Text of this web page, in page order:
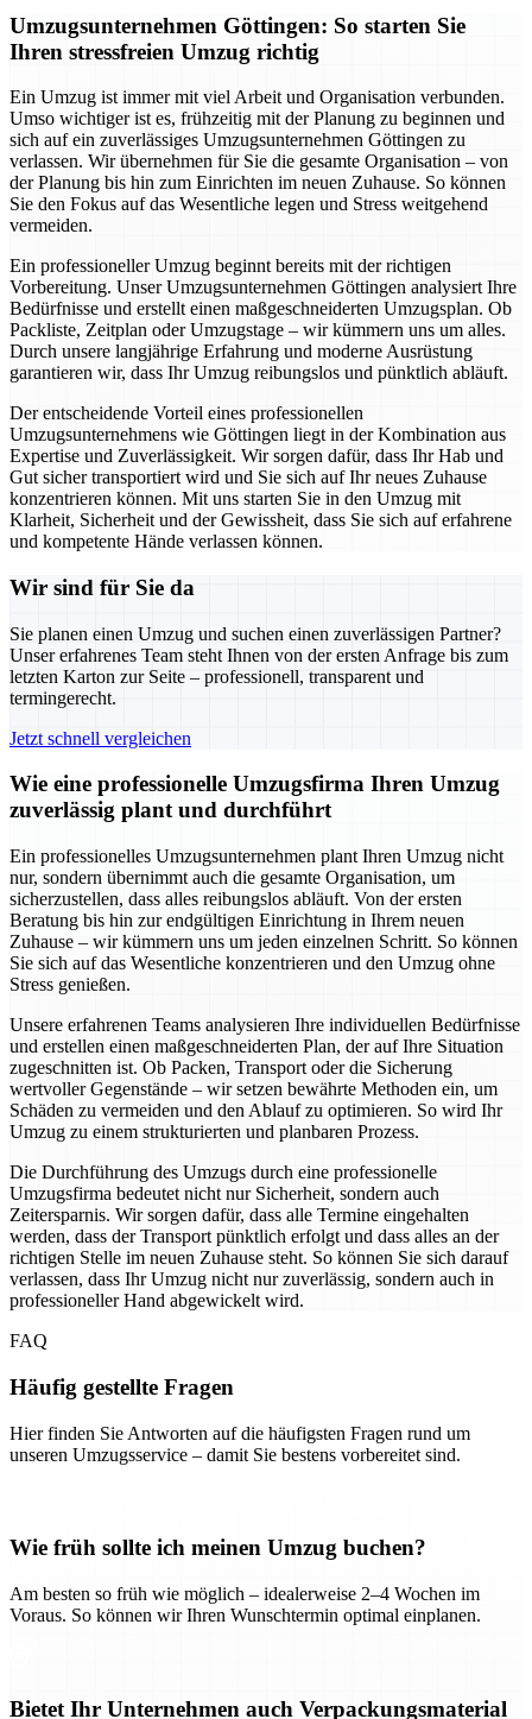
Umzugsunternehmen Göttingen: So starten Sie
Ihren stressfreien Umzug richtig
Ein Umzug ist immer mit viel Arbeit und Organisation verbunden.
Umso wichtiger ist es, frühzeitig mit der Planung zu beginnen und
sich auf ein zuverlässiges Umzugsunternehmen Göttingen zu
verlassen. Wir übernehmen für Sie die gesamte Organisation – von
der Planung bis hin zum Einrichten im neuen Zuhause. So können
Sie den Fokus auf das Wesentliche legen und Stress weitgehend
vermeiden.
Ein professioneller Umzug beginnt bereits mit der richtigen
Vorbereitung. Unser Umzugsunternehmen Göttingen analysiert Ihre
Bedürfnisse und erstellt einen maßgeschneiderten Umzugsplan. Ob
Packliste, Zeitplan oder Umzugstage – wir kümmern uns um alles.
Durch unsere langjährige Erfahrung und moderne Ausrüstung
garantieren wir, dass Ihr Umzug reibungslos und pünktlich abläuft.
Der entscheidende Vorteil eines professionellen
Umzugsunternehmens wie Göttingen liegt in der Kombination aus
Expertise und Zuverlässigkeit. Wir sorgen dafür, dass Ihr Hab und
Gut sicher transportiert wird und Sie sich auf Ihr neues Zuhause
konzentrieren können. Mit uns starten Sie in den Umzug mit
Klarheit, Sicherheit und der Gewissheit, dass Sie sich auf erfahrene
und kompetente Hände verlassen können.
Wir sind für Sie da
Sie planen einen Umzug und suchen einen zuverlässigen Partner?
Unser erfahrenes Team steht Ihnen von der ersten Anfrage bis zum
letzten Karton zur Seite – professionell, transparent und
termingerecht.
Jetzt schnell vergleichen
Wie eine professionelle Umzugsfirma Ihren Umzug
zuverlässig plant und durchführt
Ein professionelles Umzugsunternehmen plant Ihren Umzug nicht
nur, sondern übernimmt auch die gesamte Organisation, um
sicherzustellen, dass alles reibungslos abläuft. Von der ersten
Beratung bis hin zur endgültigen Einrichtung in Ihrem neuen
Zuhause – wir kümmern uns um jeden einzelnen Schritt. So können
Sie sich auf das Wesentliche konzentrieren und den Umzug ohne
Stress genießen.
Unsere erfahrenen Teams analysieren Ihre individuellen Bedürfnisse
und erstellen einen maßgeschneiderten Plan, der auf Ihre Situation
zugeschnitten ist. Ob Packen, Transport oder die Sicherung
wertvoller Gegenstände – wir setzen bewährte Methoden ein, um
Schäden zu vermeiden und den Ablauf zu optimieren. So wird Ihr
Umzug zu einem strukturierten und planbaren Prozess.
Die Durchführung des Umzugs durch eine professionelle
Umzugsfirma bedeutet nicht nur Sicherheit, sondern auch
Zeitersparnis. Wir sorgen dafür, dass alle Termine eingehalten
werden, dass der Transport pünktlich erfolgt und dass alles an der
richtigen Stelle im neuen Zuhause steht. So können Sie sich darauf
verlassen, dass Ihr Umzug nicht nur zuverlässig, sondern auch in
professioneller Hand abgewickelt wird.
FAQ
Häufig gestellte Fragen
Hier finden Sie Antworten auf die häufigsten Fragen rund um
unseren Umzugsservice – damit Sie bestens vorbereitet sind.
Wie früh sollte ich meinen Umzug buchen?
Am besten so früh wie möglich – idealerweise 2–4 Wochen im
Voraus. So können wir Ihren Wunschtermin optimal einplanen.
Bietet Ihr Unternehmen auch Verpackungsmaterial